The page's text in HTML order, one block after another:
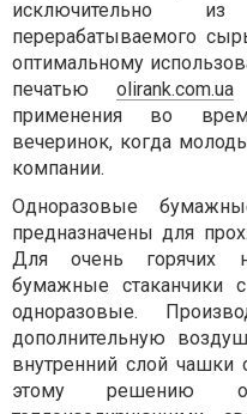
исключительно
перерабатываемого
оптимальному
печатьюolirank.com.ua
применения во
вечеринок, когда
компании.
Одноразовые
предназначены для
Для очень горячих
бумажные стаканчики
одноразовые.
дополнительную
внутренний слой чашки
этому решению